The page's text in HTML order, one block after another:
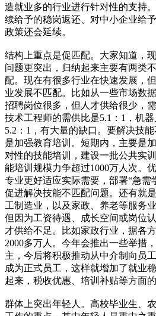
造就业多的行业进行针对性的支持
续给予的稳岗返还、对中小企业给
政策还会延续。
结构上重点是促匹配。大家知道，
问题更突出，归纳起来主要有两类
配。现在有很多行业在快速发展，
业发展不匹配。比如从一些市场数
招聘岗位很多，但人才供给很少，
技术工程师的需供比是5.1：1，机
5.2：1，有大量的缺口。要解决技
是加强教育培训。短期内，主要是
对性的技能培训，建设一批公共实
能培训规模力争超过1000万人次。
专业更好适应实际需要，部署“急需
促进解决技能不匹配问题。还有就
工制造业，以及家政、养老等服务
但因为工资待遇、成长空间或岗位
才供给不足。比如家政行业，据各
2000多万人。今年会推出一些举措
主，今后将积极推动从中介制向员
成为正式员工，这样就增加了就业
起来，税收优惠、培训补贴等方面
群体上突出年轻人。高校毕业生、